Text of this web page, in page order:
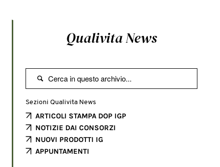
Qualivita News

Sezioni Qualivita News
ARTICOLI STAMPA DOP IGP
NOTIZIE DAI CONSORZI
NUOVI PRODOTTI IG
APPUNTAMENTI